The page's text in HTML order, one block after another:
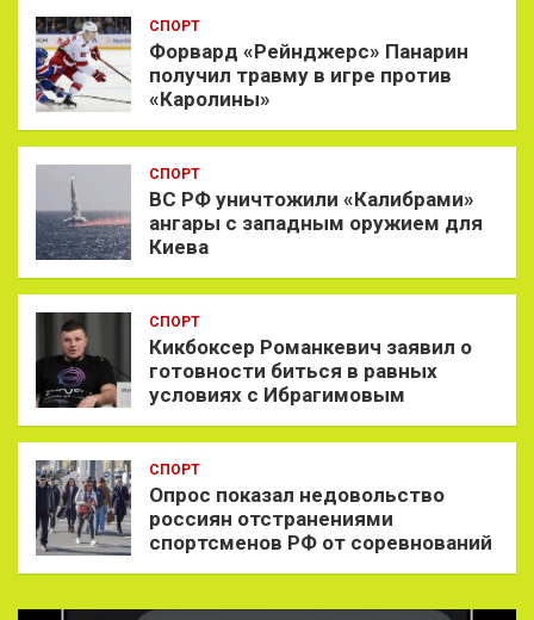
СПОРТ
Форвард «Рейнджерс» Панарин
получил травму в игре против
«Каролины»
СПОРТ
ВС РФ уничтожили «Калибрами»
ангары с западным оружием для
Киева
СПОРТ
Кикбоксер Романкевич заявил о
готовности биться в равных
условиях с Ибрагимовым
СПОРТ
Опрос показал недовольство
россиян отстранениями
спортсменов РФ от соревнований